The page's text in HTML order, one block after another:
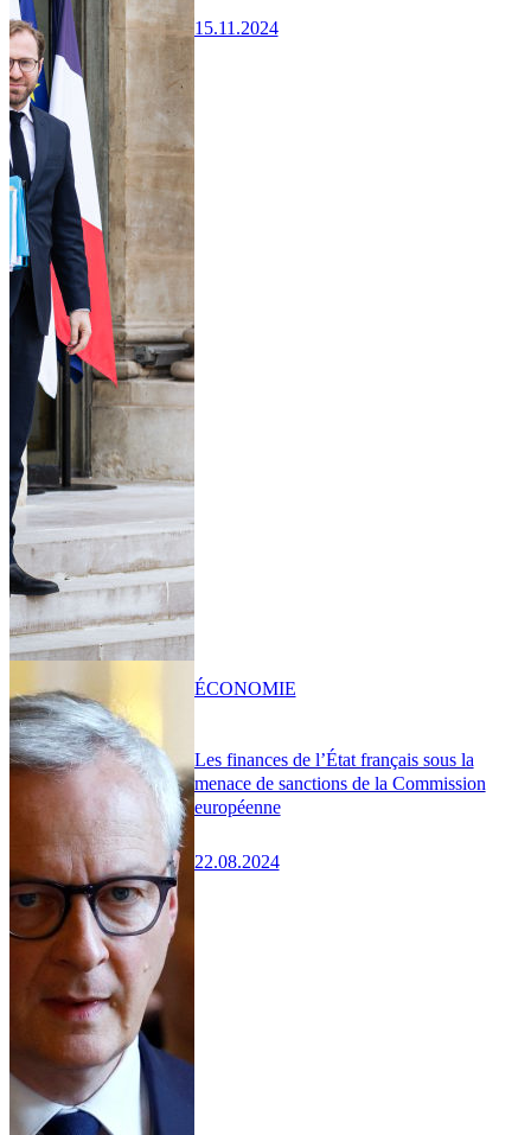
15.11.2024
Les finances de l’État français sous la
menace de sanctions de la Commission
européenne
22.08.2024
ÉCONOMIE